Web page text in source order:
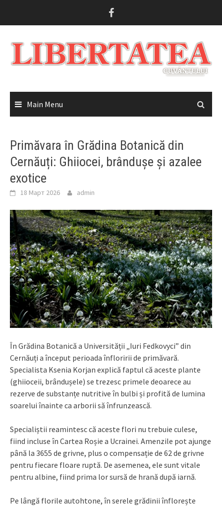
Main Menu
Primăvara în Grădina Botanică din
Cernăuți: Ghiiocei, brândușe și azalee
exotice
18 Март 2026 admin
În Grădina Botanică a Universității „Iuri Fedkovyci” din
Cernăuți a început perioada înfloririi de primăvară.
Specialista Ksenia Korjan explică faptul că aceste plante
(ghiioceii, brândușele) se trezesc primele deoarece au
rezerve de substanțe nutritive în bulbi și profită de lumina
soarelui înainte ca arborii să înfrunzească.
Specialiștii reamintesc că aceste flori nu trebuie culese,
fiind incluse în Cartea Roșie a Ucrainei. Amenzile pot ajunge
până la 3655 de grivne, plus o compensație de 62 de grivne
pentru fiecare floare ruptă. De asemenea, ele sunt vitale
pentru albine, fiind prima lor sursă de hrană după iarnă.
Pe lângă florile autohtone, în serele grădinii înflorește